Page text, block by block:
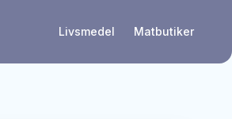
Livsmedel Matbutiker